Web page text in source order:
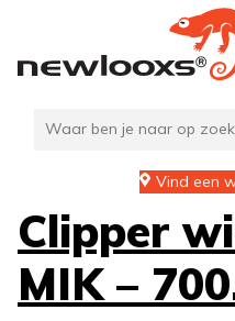
de
Vind een
Clipper
MIK –